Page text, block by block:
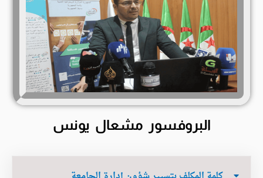
البروفسور مشعال يونس